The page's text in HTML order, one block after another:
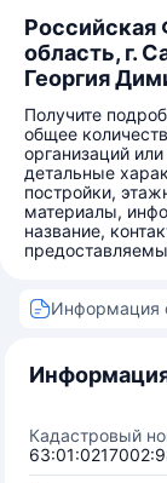
Российская
область, г.
Георгия
Получите
общее
организаций
детальные
постройки,
материалы,
название,
Информация
Кадастровый